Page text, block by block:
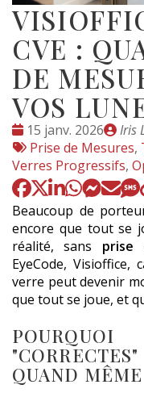
CVE :
DE
VOS
Date
:
15 janv. 2026
par
Iris
Tags
:
Prise de Mesures,
Verres Progressifs,
Beaucoup de
encore que tout se
réalité, sans prise
EyeCode, Visioffice,
verre peut devenir
que tout se joue, et
QUAND MÊME